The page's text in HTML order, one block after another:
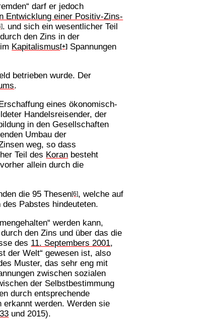
darf er jedoch
Entwicklung einer Positiv-Zins-
. und sich ein wesentlicher Teil
den Zins in der
im Kapitalismus[+] Spannungen
betrieben wurde. Der
.
eines ökonomisch-
Handelsreisender, der
in den Gesellschaften
Umbau der
weg, so dass
Teil des Koran besteht
allein durch die
die 95 Thesen[6], welche auf
Pabstes hindeuteten.
werden kann,
den Zins und über das die
des 11. Septembers 2001,
der Welt“ gewesen ist, also
Muster, das sehr eng mit
zwischen sozialen
der Selbstbestimmung
durch entsprechende
erkannt werden. Werden sie
und 2015).